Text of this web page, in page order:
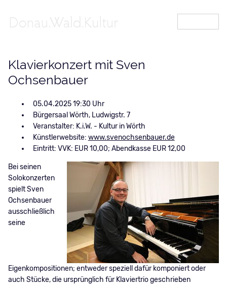
Klavierkonzert mit Sven
Ochsenbauer
05.04.2025 19:30
Bürgersaal Wörth, Ludwigstr. 7
Veranstalter: K.i.W. - Kultur in Wörth
Künstlerwebsite: www.svenochsenbauer.de
Eintritt: VVK: EUR 10,00; Abendkasse EUR 12,00
Bei seinen
Solokonzerten
spielt Sven
Ochsenbauer
ausschließlich
seine
Eigenkompositionen; entweder speziell dafür komponiert oder
auch Stücke, die ursprünglich für Klaviertrio geschrieben